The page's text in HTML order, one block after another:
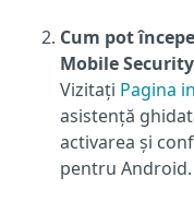
Cum pot
Mobile
Vizitați Pagina
asistență
activarea și
pentru Android.